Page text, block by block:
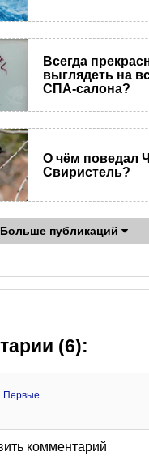
Всегда
выглядеть на
СПА-салона?
О чём поведал
Свиристель?
Больше публикаций
(6):
Первые
комментарий